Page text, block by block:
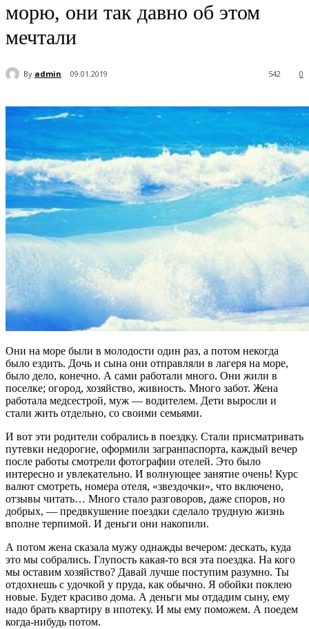
морю, они так давно об этом
мечтали
By admin 09.01.2019 0
542
Они на море были в молодости один раз, а потом некогда
было ездить. Дочь и сына они отправляли в лагеря на море,
было дело, конечно. А сами работали много. Они жили в
поселке; огород, хозяйство, живность. Много забот. Жена
работала медсестрой, муж — водителем. Дети выросли и
стали жить отдельно, со своими семьями.
И вот эти родители собрались в поездку. Стали присматривать
путевки недорогие, оформили загранпаспорта, каждый вечер
после работы смотрели фотографии отелей. Это было
интересно и увлекательно. И волнующее занятие очень! Курс
валют смотреть, номера отеля, «звездочки», что включено,
отзывы читать… Много стало разговоров, даже споров, но
добрых, — предвкушение поездки сделало трудную жизнь
вполне терпимой. И деньги они накопили.
А потом жена сказала мужу однажды вечером: дескать, куда
это мы собрались. Глупость какая-то вся эта поездка. На кого
мы оставим хозяйство? Давай лучше поступим разумно. Ты
отдохнешь с удочкой у пруда, как обычно. Я обойки поклею
новые. Будет красиво дома. А деньги мы отдадим сыну, ему
надо брать квартиру в ипотеку. И мы ему поможем. А поедем
когда-нибудь потом.